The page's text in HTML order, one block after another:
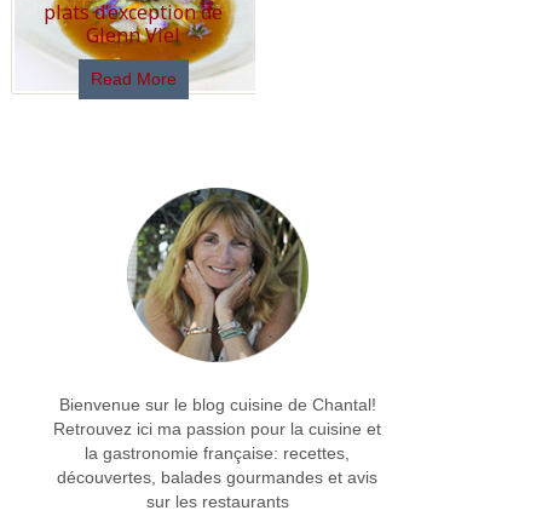
plats d’exception de
Glenn Viel
Read More
Bienvenue sur le blog cuisine de Chantal!
Retrouvez ici ma passion pour la cuisine et
la gastronomie française: recettes,
découvertes, balades gourmandes et avis
sur les restaurants